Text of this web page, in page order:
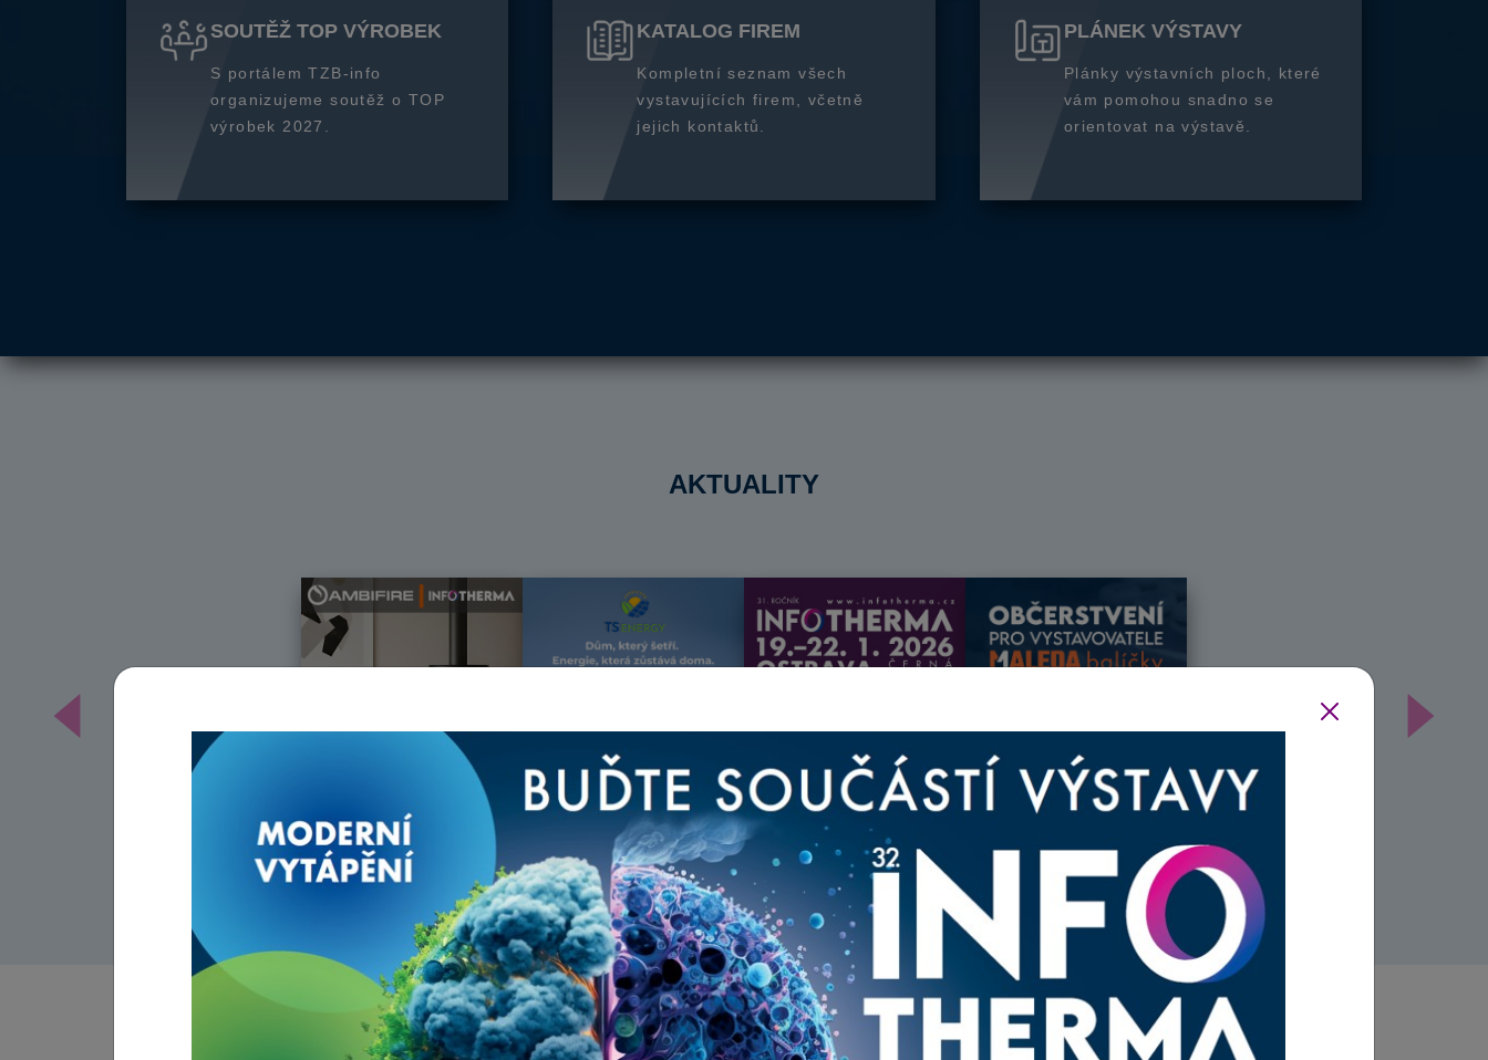
SOUTĚŽ TOP VÝROBEK
S portálem TZB-info
organizujeme soutěž o TOP
výrobek 2027.
KATALOG FIREM
Kompletní seznam všech
vystavujících firem, včetně
jejich kontaktů.
PLÁNEK VÝSTAVY
Plánky výstavních ploch, které
vám pomohou snadno se
orientovat na výstavě.
AKTUALITY
Předchozí Další